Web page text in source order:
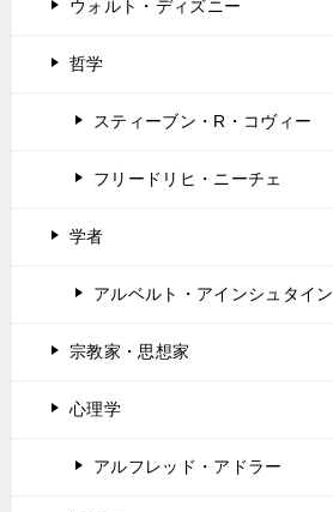
ウォルト・ディズニー
哲学
スティーブン・R・コヴィー
フリードリヒ・ニーチェ
学者
アルベルト・アインシュタイン
宗教家・思想家
心理学
アルフレッド・アドラー